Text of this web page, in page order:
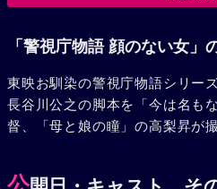
られた。が、吉岡にはひき逃げ
ちゃんと云う男に車を貸したと
て、仙ちゃんこと米倉仙三と云
に浮かび出た。遂に仙三の巣、
を発見、仙三が初江の預金何十
「警視庁物語 顔のない女」
東映お馴染の警視庁物語シリー
長谷川公之の脚本を「今は名も
督、「母と娘の瞳」の高梨昇が